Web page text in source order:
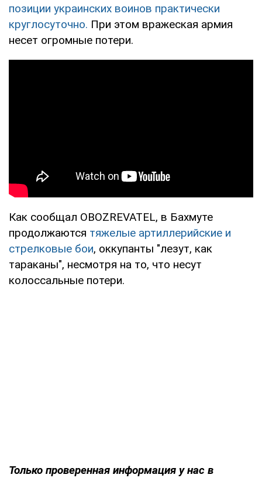
позиции украинских воинов практически
круглосуточно. При этом вражеская армия
несет огромные потери.
Как сообщал OBOZREVATEL, в Бахмуте
продолжаются тяжелые артиллерийские и
стрелковые бои, оккупанты "лезут, как
тараканы", несмотря на то, что несут
колоссальные потери.
Только проверенная информация у нас в